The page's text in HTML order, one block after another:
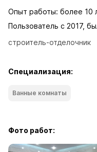
Опыт работы: более 10
Пользователь с 2017,
строитель-отделочник
Специализация:
Ванные комнаты
Фото работ: